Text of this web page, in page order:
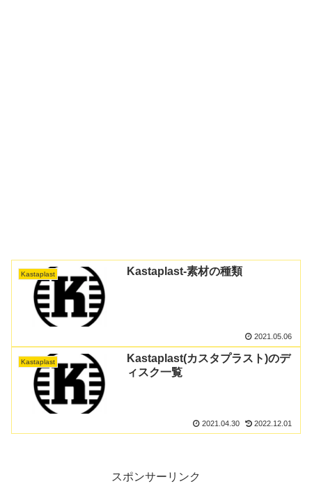
Kastaplast Kastaplast-素材の種類
2021.05.06
Kastaplast
Kastaplast(カスタプラスト)のデ
ィスク一覧
2021.04.30 2022.12.01
スポンサーリンク